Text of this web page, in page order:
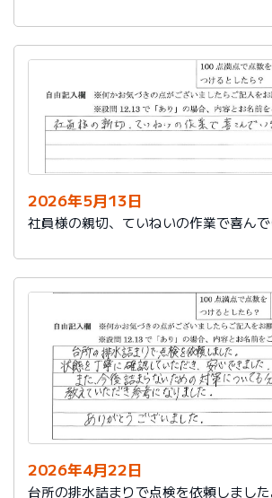
で知りました。
社員さんには感謝しかありません。
2026年5月13日
社員様の親切、ていねいの作業で喜んで
2026年4月22日
台所の排水詰まりで点検を依頼しました